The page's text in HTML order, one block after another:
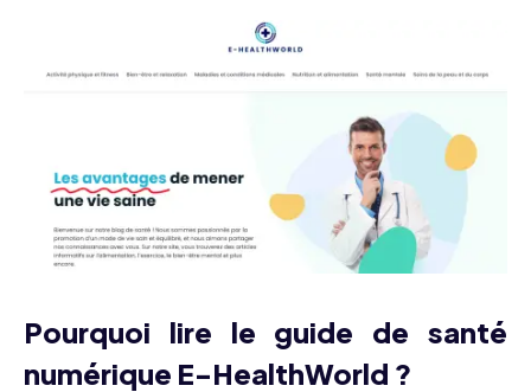
Pourquoi lire le guide de santé
numérique E-HealthWorld ?